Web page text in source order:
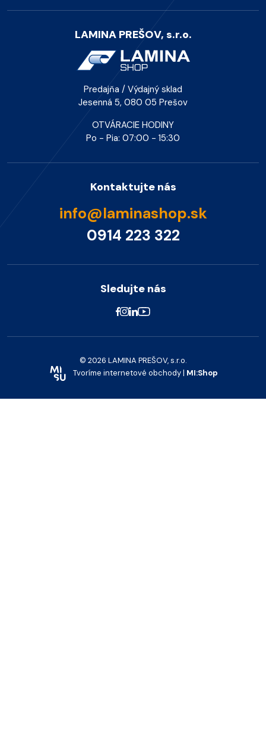
LAMINA PREŠOV, s.r.o.
Predajňa / Výdajný sklad
Jesenná 5, 080 05 Prešov
OTVÁRACIE HODINY
Po - Pia: 07:00 - 15:30
Kontaktujte nás
info@laminashop.sk
0914 223 322
Sledujte nás
© 2026 LAMINA PREŠOV, s.r.o.
Tvoríme internetové obchody | MI:Shop